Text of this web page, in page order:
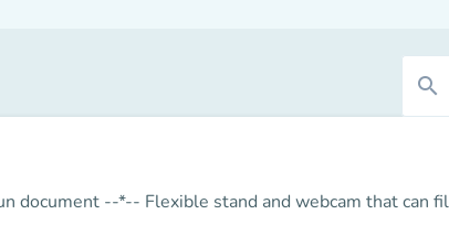
search
document --*-- Flexible stand and webcam that can